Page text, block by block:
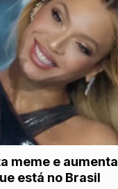
meme e aumenta
está no Brasil